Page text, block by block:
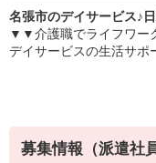
名張市のデイサービス♪
▼▼介護職でライフワー
デイサービスの生活サポ
・見守り
・機能訓練（リハビリ）
募集情報（派遣社員